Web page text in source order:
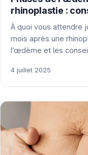
rhinoplastie :
À quoi vous attendre
mois après une
l’œdème et les
4 juillet 2025